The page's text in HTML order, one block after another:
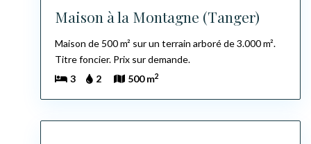
Maison à la Montagne (Tanger)
Maison de 500 m² sur un terrain arboré de 3.000 m².
Titre foncier. Prix sur demande.
3
2 500 m2